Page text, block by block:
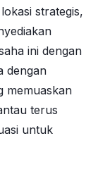
strategis,
ini dengan
dengan
memuaskan
terus
untuk